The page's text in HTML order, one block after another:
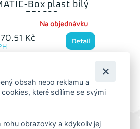
Box plast bílý
Kč
Na objednávku
Detail
obsah nebo reklamu a
které sdílíme se svými
rohu obrazovky a kdykoliv jej